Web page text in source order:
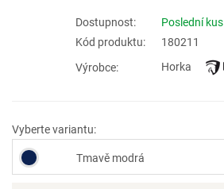
Dostupnost:
Poslední kus
Kód produktu:
180211
Výrobce:
Horka
Vyberte variantu:
Tmavě modrá